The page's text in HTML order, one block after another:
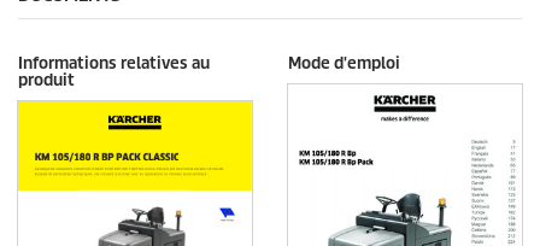
Informations relatives au
produit
Mode d'emploi